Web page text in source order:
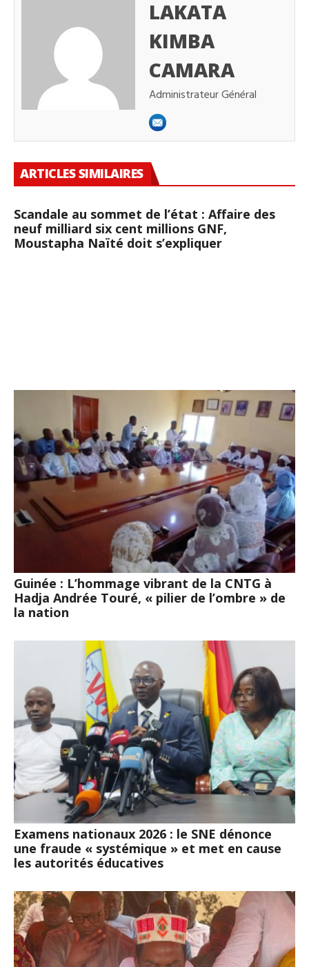
LAKATA
KIMBA
CAMARA
Administrateur Général
ARTICLES SIMILAIRES
Scandale au sommet de l’état : Affaire des
neuf milliard six cent millions GNF,
Moustapha Naïté doit s’expliquer
Guinée : L’hommage vibrant de la CNTG à
Hadja Andrée Touré, « pilier de l’ombre » de
la nation
Examens nationaux 2026 : le SNE dénonce
une fraude « systémique » et met en cause
les autorités éducatives